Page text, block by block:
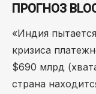
ПРОГНОЗ
«Индия
кризиса
$690 млрд
страна